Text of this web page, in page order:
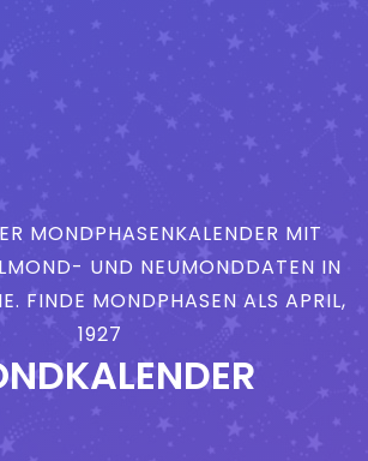
MONDPHASENKALENDER MIT
UND NEUMONDDATEN IN
FINDE MONDPHASEN ALS APRIL,
1927